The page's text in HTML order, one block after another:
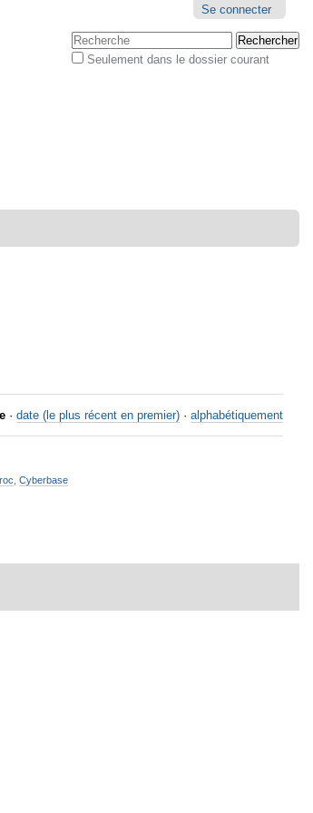
personnels
Se connecter
Chercher par
Seulement dans le dossier courant
· date (le plus récent en premier) · alphabétiquement
Cyberbase